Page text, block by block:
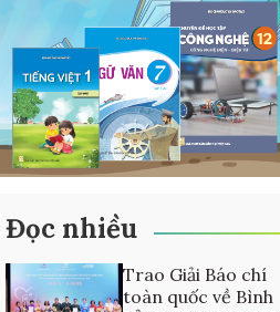
Đọc nhiều
Trao Giải Báo chí
toàn quốc về Bình